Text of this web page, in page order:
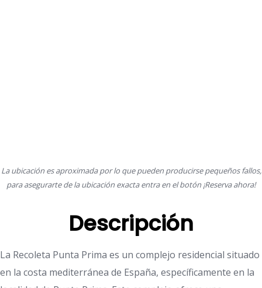
La ubicación es aproximada por lo que pueden producirse pequeños fallos,
para asegurarte de la ubicación exacta entra en el botón ¡Reserva ahora!
Descripción
La Recoleta Punta Prima es un complejo residencial situado
en la costa mediterránea de España, específicamente en la